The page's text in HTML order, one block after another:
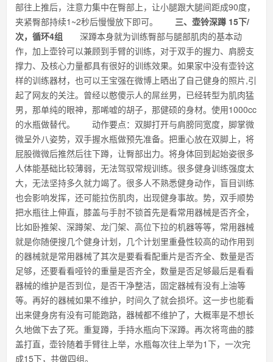
部往上推后，注意力集中在臀部上，让小腿跟大腿间距成90度，
夹紧臀部持续1~2秒后慢慢放下即可。 三、壶铃深蹲 15下/
次，循环4组 深蹲本身就为训练臀部与腿部肌肉的基本动
作，加上壶铃可以兼顾到手臂的训练，对于双手的握力、肩膀支
撑力、及核心力量都具有很好的训练效果。如果家中没有壶铃这
样的训练器材，也可以王宝强在微博上晒出了自己健身的照片,引
起了网友的关注。曾经以憨傻示人的屌丝男，已经转型为肌肉猛
男，那单纯的眼神，那唏嘘的胡子，那健硕的身材。使用1000cc
的水瓶做替代。 动作要点：双脚打开与肩膀同宽度，脚掌微
微呈外八姿势，双手握水瓶做预先准备。把重心放在双脚上，将
屁股微微后推然后往下蹲，让臀部出力。将身体回到起始姿很多
人体能基础比较薄弱，无法驾驭常规训练。很多健身训练强度太
大，无法坚持多久就力竭了。很多人不熟悉健身动作，盲目训练
也会影响发挥，还可能拉伤肌肉，出现健身事故。势，双手顺势
把水瓶往上伸直，膝盖与手肘不锁首先是看常用器械是否齐全，
比如卧推架、深蹲架、龙门架、高位下拉的机器等等，常用器械
就是你随便搜几个健身计划，几个计划里重叠性较高的动作用到
的器械就是常用器械了其次是要看看配重片是否齐全、数量是否
足够，还要看看哑铃的重量是否齐全，数量是否足够最后是看看
器械的维护是否到位，是否干净整洁，固定器械有没有上油等
等。再好的器械如果不维护，时间久了就会损坏。这一步也能看
出来健身房有没有可能跑路，器械都不维护了，大概率是不想长
久地做下去了死。重复蹲，手持水瓶向下深蹲。再次将弯曲的膝
盖打直，壶铃随着手臂往上举，水瓶每次往上举为1下，一次完
成15下，共做四组。